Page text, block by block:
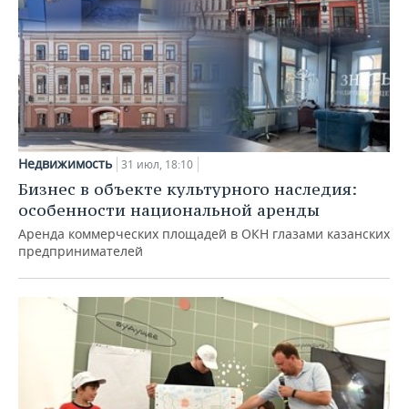
Недвижимость 31 июл, 18:10
Бизнес в объекте культурного наследия:
особенности национальной аренды
Аренда коммерческих площадей в ОКН глазами казанских
предпринимателей